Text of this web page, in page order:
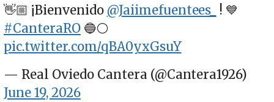
👋🏼 ¡Bienvenido @Jaiimefuentees_ ! 💙
#CanteraRO🔵⚪
pic.twitter.com/qBA0yxGsuY
— Real Oviedo Cantera (@Cantera1926)
June 19, 2026